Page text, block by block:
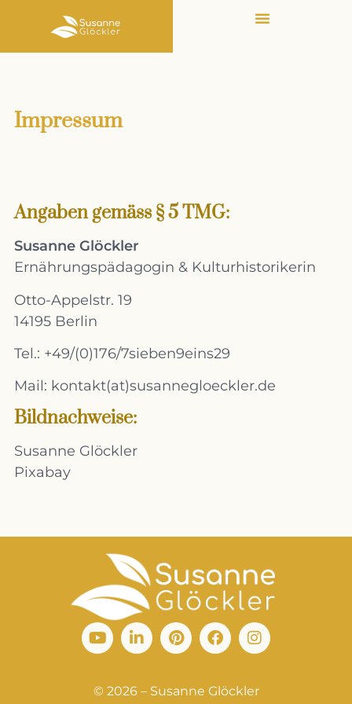
Impressum
Angaben gemäss § 5 TMG:
Susanne Glöckler
Ernährungspädagogin & Kulturhistorikerin
Otto-Appelstr. 19
14195 Berlin
Tel.: +49/(0)176/7sieben9eins29
Mail: kontakt(at)susannegloeckler.de
Bildnachweise:
Susanne Glöckler
Pixabay
© 2026 – Susanne Glöckler